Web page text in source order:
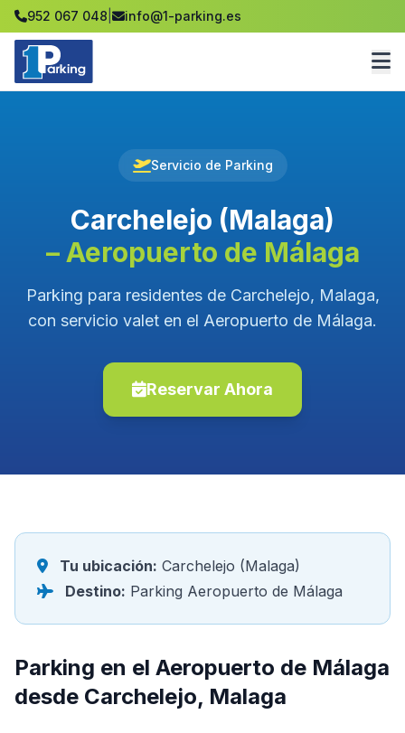
952 067 048 info@1-parking.es
Servicio de Parking
Carchelejo (Malaga)
– Aeropuerto de Málaga
Parking para residentes de Carchelejo, Malaga,
con servicio valet en el Aeropuerto de Málaga.
Reservar Ahora
Tu ubicación: Carchelejo (Malaga)
Destino: Parking Aeropuerto de Málaga
Parking en el Aeropuerto de Málaga
desde Carchelejo, Malaga